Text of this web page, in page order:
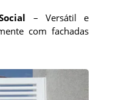
– Versátil e
com fachadas